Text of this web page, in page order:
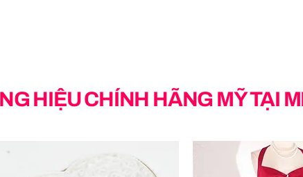
HIỆU CHÍNH HÃNG MỸ TẠI